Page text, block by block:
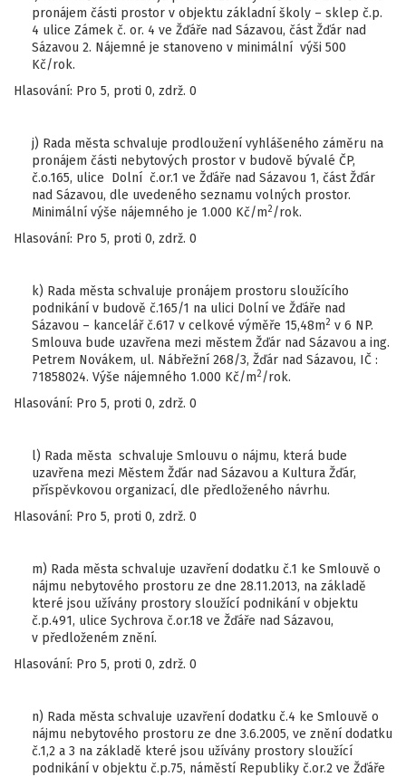
pronájem části prostor v objektu základní školy – sklep č.p.
4 ulice Zámek č. or. 4 ve Žďáře nad Sázavou, část Žďár nad
Sázavou 2. Nájemné je stanoveno v minimální výši 500
Kč/rok.
Hlasování: Pro 5, proti 0, zdrž. 0
j) Rada města schvaluje prodloužení vyhlášeného záměru na
pronájem části nebytových prostor v budově bývalé ČP,
č.o.165, ulice Dolní č.or.1 ve Žďáře nad Sázavou 1, část Žďár
nad Sázavou, dle uvedeného seznamu volných prostor.
Minimální výše nájemného je 1.000 Kč/m2 /rok.
Hlasování: Pro 5, proti 0, zdrž. 0
k) Rada města schvaluje pronájem prostoru sloužícího
podnikání v budově č.165/1 na ulici Dolní ve Žďáře nad
Sázavou – kancelář č.617 v celkové výměře 15,48m2 v 6 NP.
Smlouva bude uzavřena mezi městem Žďár nad Sázavou a ing.
Petrem Novákem, ul. Nábřežní 268/3, Žďár nad Sázavou, IČ :
71858024. Výše nájemného 1.000 Kč/m2 /rok.
Hlasování: Pro 5, proti 0, zdrž. 0
l) Rada města schvaluje Smlouvu o nájmu, která bude
uzavřena mezi Městem Žďár nad Sázavou a Kultura Žďár,
příspěvkovou organizací, dle předloženého návrhu.
Hlasování: Pro 5, proti 0, zdrž. 0
m) Rada města schvaluje uzavření dodatku č.1 ke Smlouvě o
nájmu nebytového prostoru ze dne 28.11.2013, na základě
které jsou užívány prostory sloužící podnikání v objektu
č.p.491, ulice Sychrova č.or.18 ve Žďáře nad Sázavou,
v předloženém znění.
Hlasování: Pro 5, proti 0, zdrž. 0
n) Rada města schvaluje uzavření dodatku č.4 ke Smlouvě o
nájmu nebytového prostoru ze dne 3.6.2005, ve znění dodatku
č.1,2 a 3 na základě které jsou užívány prostory sloužící
podnikání v objektu č.p.75, náměstí Republiky č.or.2 ve Žďáře